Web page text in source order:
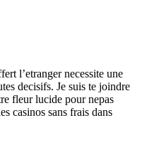
l’etranger necessite une
decisifs. Je suis te joindre
fleur lucide pour nepas
casinos sans frais dans